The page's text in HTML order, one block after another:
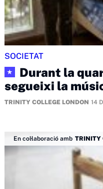
SOCIETAT
★
Durant la
segueixi la
TRINITY COLLEGE LONDON 14
En col·laboració amb TRINITY